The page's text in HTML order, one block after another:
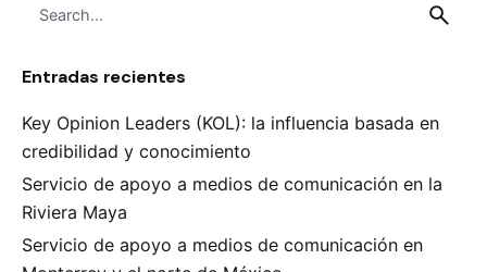
for
Entradas recientes
Key Opinion Leaders (KOL): la influencia basada en
credibilidad y conocimiento
Servicio de apoyo a medios de comunicación en la
Riviera Maya
Servicio de apoyo a medios de comunicación en